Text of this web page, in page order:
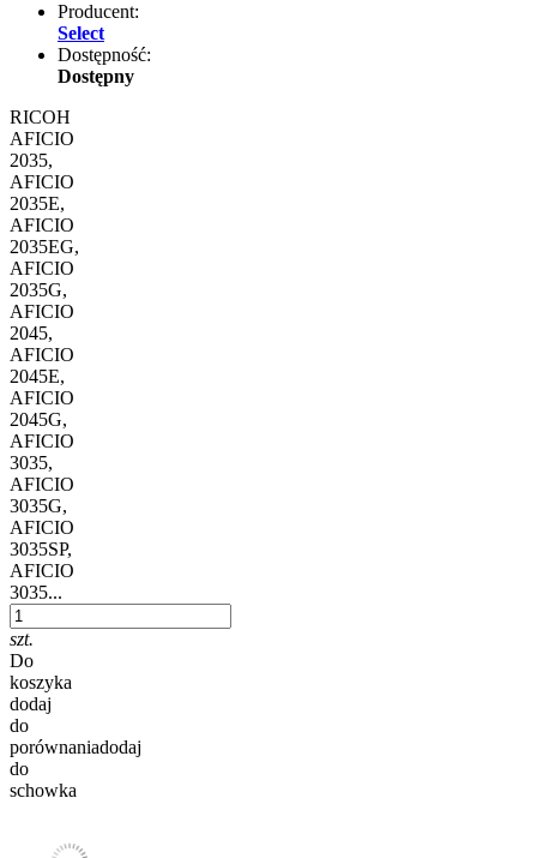
Producent:
Select
Dostępność:
Dostępny
RICOH
AFICIO
2035,
AFICIO
2035E,
AFICIO
2035EG,
AFICIO
2035G,
AFICIO
2045,
AFICIO
2045E,
AFICIO
2045G,
AFICIO
3035,
AFICIO
3035G,
AFICIO
3035SP,
AFICIO
3035...
szt.
Do
koszyka
dodaj
do
porównaniadodaj
do
schowka